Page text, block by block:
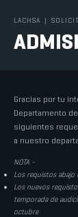
LACHSA |
Gracias por tu
Departamento
siguientes
a nuestro
NOTA -
Los requistos abajo
Los nuevos
temporada de
octubre